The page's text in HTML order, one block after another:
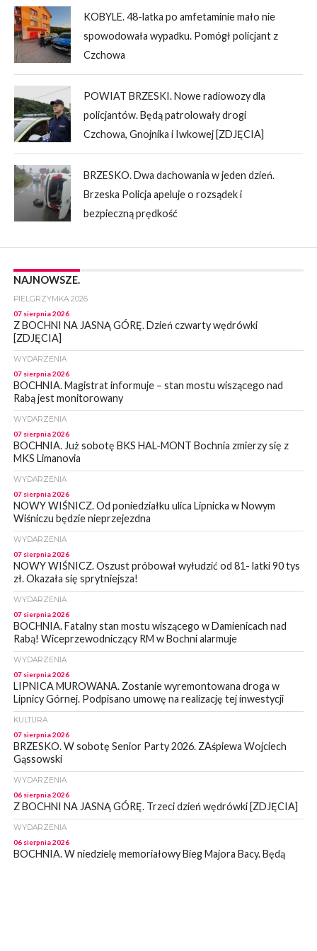
KOBYLE. 48-latka po amfetaminie mało nie
spowodowała wypadku. Pomógł policjant z
Czchowa
POWIAT BRZESKI. Nowe radiowozy dla
policjantów. Będą patrolowały drogi
Czchowa, Gnojnika i Iwkowej [ZDJĘCIA]
BRZESKO. Dwa dachowania w jeden dzień.
Brzeska Policja apeluje o rozsądek i
bezpieczną prędkość
NAJNOWSZE.
PIELGRZYMKA 2026
07 sierpnia 2026
Z BOCHNI NA JASNĄ GÓRĘ. Dzień czwarty wędrówki
[ZDJĘCIA]
WYDARZENIA
07 sierpnia 2026
BOCHNIA. Magistrat informuje – stan mostu wiszącego nad
Rabą jest monitorowany
WYDARZENIA
07 sierpnia 2026
BOCHNIA. Już sobotę BKS HAL-MONT Bochnia zmierzy się z
MKS Limanovia
WYDARZENIA
07 sierpnia 2026
NOWY WIŚNICZ. Od poniedziałku ulica Lipnicka w Nowym
Wiśniczu będzie nieprzejezdna
WYDARZENIA
07 sierpnia 2026
NOWY WIŚNICZ. Oszust próbował wyłudzić od 81- latki 90 tys
zł. Okazała się sprytniejsza!
WYDARZENIA
07 sierpnia 2026
BOCHNIA. Fatalny stan mostu wiszącego w Damienicach nad
Rabą! Wiceprzewodniczący RM w Bochni alarmuje
WYDARZENIA
07 sierpnia 2026
LIPNICA MUROWANA. Zostanie wyremontowana droga w
Lipnicy Górnej. Podpisano umowę na realizację tej inwestycji
KULTURA
07 sierpnia 2026
BRZESKO. W sobotę Senior Party 2026. ZAśpiewa Wojciech
Gąssowski
WYDARZENIA
06 sierpnia 2026
Z BOCHNI NA JASNĄ GÓRĘ. Trzeci dzień wędrówki [ZDJĘCIA]
WYDARZENIA
06 sierpnia 2026
BOCHNIA. W niedzielę memoriałowy Bieg Majora Bacy. Będą